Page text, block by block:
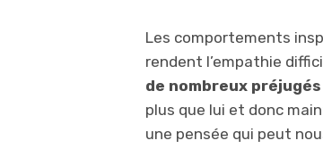
Les comportements
rendent l’empathie
de nombreux préjugés
plus que lui et donc
une pensée qui peut